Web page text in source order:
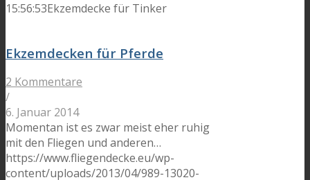
15:56:53Ekzemdecke für Tinker
Ekzemdecken für Pferde
2 Kommentare
/
6. Januar 2014
Momentan ist es zwar meist eher ruhig
mit den Fliegen und anderen…
https://www.fliegendecke.eu/wp-
content/uploads/2013/04/989-13020-